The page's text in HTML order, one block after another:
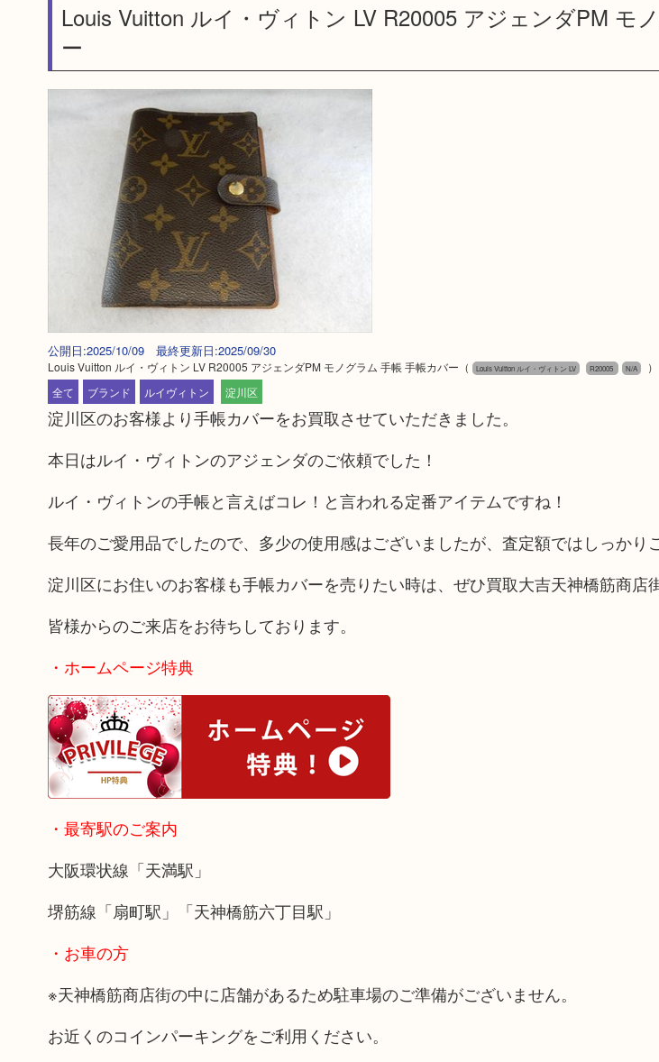
Louis Vuitton ルイ・ヴィトン LV R20005 アジェンダPM モ
ー
公開日:2025/10/09 最終更新日:2025/09/30
Louis Vuitton ルイ・ヴィトン LV R20005 アジェンダPM モノグラム 手帳 手帳カバー （ Louis Vuitton ルイ・ヴィトン LV R20005 N/A
）
全て
ブランド ルイヴィトン 淀川区
淀川区のお客様より手帳カバーをお買取させていただきました。
本日はルイ・ヴィトンのアジェンダのご依頼でした！
ルイ・ヴィトンの手帳と言えばコレ！と言われる定番アイテムですね！
長年のご愛用品でしたので、多少の使用感はございましたが、査定額ではしっかり
淀川区にお住いのお客様も手帳カバーを売りたい時は、ぜひ買取大吉天神橋筋商店
皆様からのご来店をお待ちしております。
・ホームページ特典
・最寄駅のご案内
大阪環状線「天満駅」
堺筋線「扇町駅」「天神橋筋六丁目駅」
・お車の方
※天神橋筋商店街の中に店舗があるため駐車場のご準備がございません。
お近くのコインパーキングをご利用ください。